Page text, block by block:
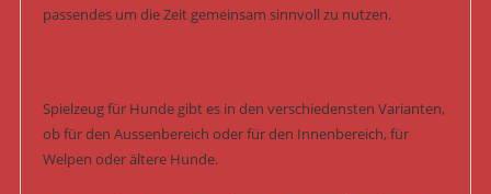
passendes um die Zeit gemeinsam sinnvoll zu nutzen.
Spielzeug für Hunde gibt es in den verschiedensten Varianten,
ob für den Aussenbereich oder für den Innenbereich, für
Welpen oder ältere Hunde.